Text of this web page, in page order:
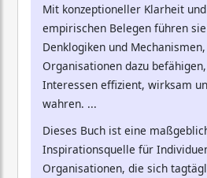
Mit konzeptioneller Klarheit
empirischen Belegen führen
Denklogiken und
Organisationen dazu
Interessen effizient, wirksam
wahren. ...
Dieses Buch ist eine
Inspirationsquelle für
Organisationen, die sich